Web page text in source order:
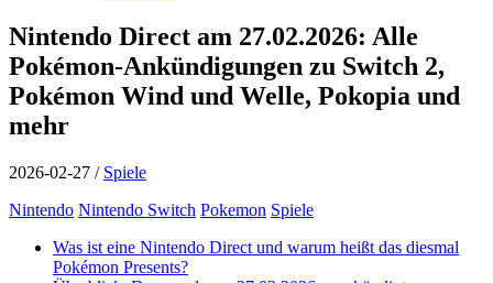
Nintendo Direct am 27.02.2026: Alle
Pokémon-Ankündigungen zu Switch 2,
Pokémon Wind und Welle, Pokopia und
mehr
2026-02-27 / Spiele
Nintendo Nintendo Switch Pokemon Spiele
Was ist eine Nintendo Direct und warum heißt das diesmal
Pokémon Presents?